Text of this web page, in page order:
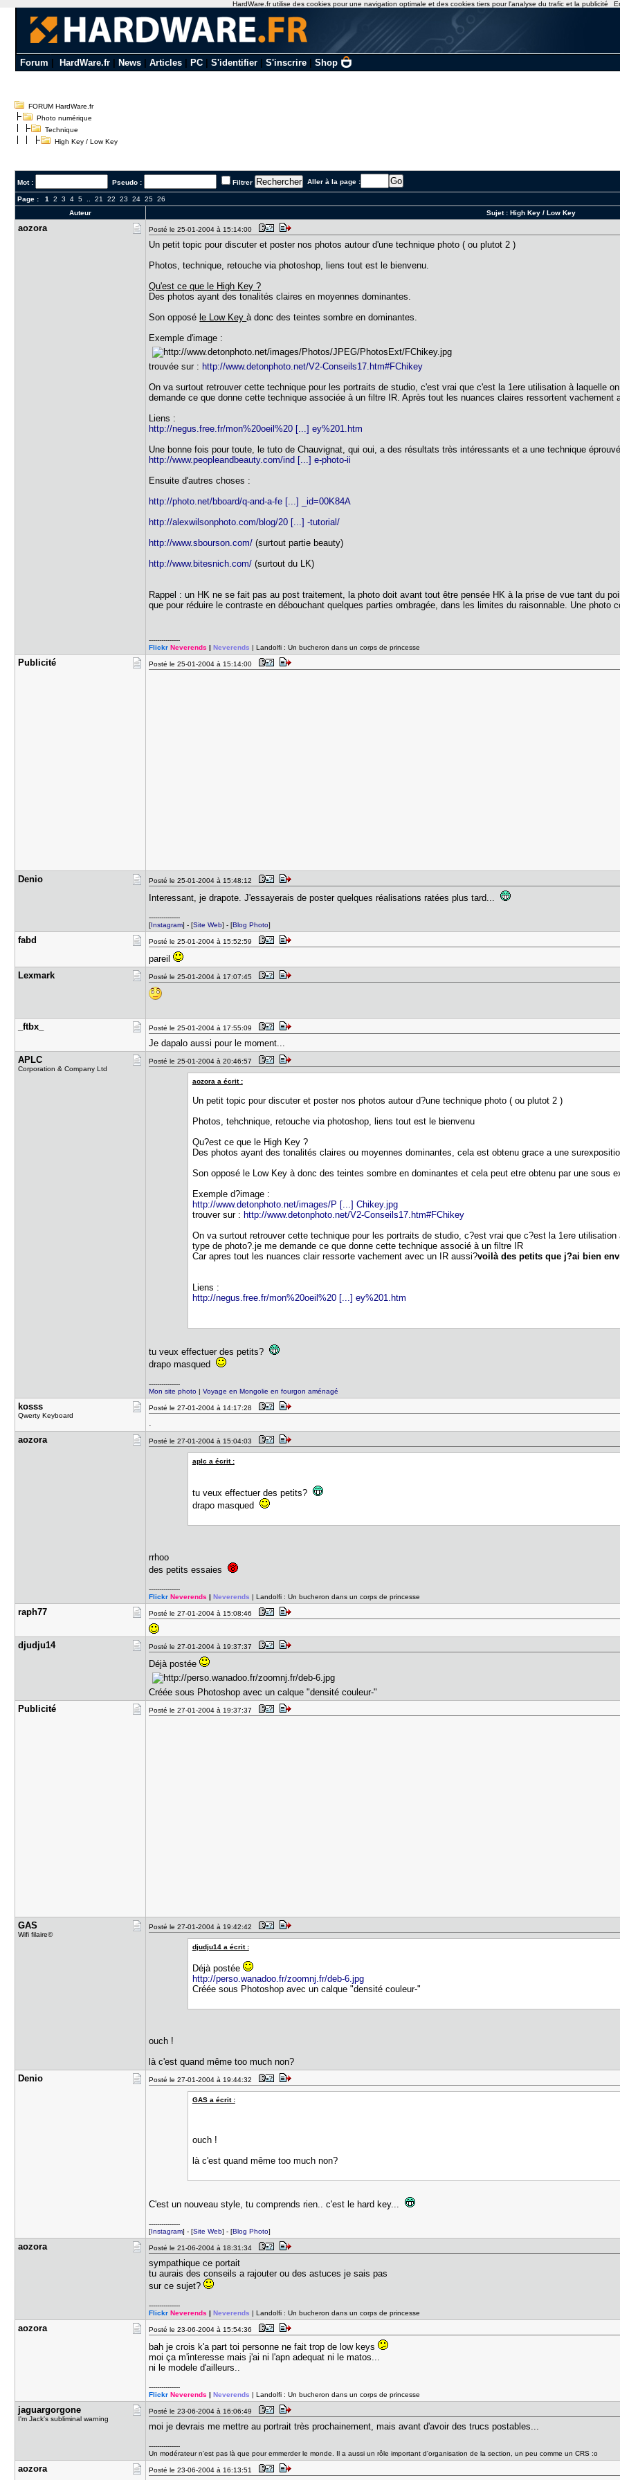
Forum HardWare.fr| News| Articles| PC| S'identifier| S'inscrire| Shop
FORUM HardWare.fr
Photo numérique
Technique
High Key / Low Key
Mot : Pseudo : Filtrer Aller à la page :
Page : 1 2 3 4 5 ..21 22 23 24 25 26
Auteur
Sujet :High Key / Low Key
aozora Posté le 25-01-2004 à 15:14:00
Un petit topic pour discuter et poster nos photos autour d'une technique photo ( ou plutot 2 )
Photos, technique, retouche via photoshop, liens tout est le bienvenu.
Qu'est ce que le High Key ?
Des photos ayant des tonalités claires en moyennes dominantes.
Son opposé le Low Keyà donc des teintes sombre en dominantes.
Exemple d'image :
trouvée sur : http://www.detonphoto.net/V2-Conseils17.htm#FChikey
On va surtout retrouver cette technique pour les portraits de studio, c'est vrai que c'est la 1ere utilisation à laquelle
demande ce que donne cette technique associée à un filtre IR. Après tout les nuances claires ressortent vachement
Liens :
http://negus.free.fr/mon%20oeil%20 [...] ey%201.htm
Une bonne fois pour toute, le tuto de Chauvignat, qui oui, a des résultats très intéressants et a une technique
http://www.peopleandbeauty.com/ind [...] e-photo-ii
Ensuite d'autres choses :
http://photo.net/bboard/q-and-a-fe [...] _id=00K84A
http://alexwilsonphoto.com/blog/20 [...] -tutorial/
http://www.sbourson.com/ (surtout partie beauty)
http://www.bitesnich.com/ (surtout du LK)
Rappel : un HK ne se fait pas au post traitement, la photo doit avant tout être pensée HK à la prise de vue tant du
que pour réduire le contraste en débouchant quelques parties ombragée, dans les limites du raisonnable. Une photo
---------------
Flickr Neverends |Neverends | Landolfi : Un bucheron dans un corps de princesse
Publicité Posté le 25-01-2004 à 15:14:00
Denio Posté le 25-01-2004 à 15:48:12
Interessant, je drapote. J'essayerais de poster quelques réalisations ratées plus tard...
---------------
[Instagram] - [Site Web] - [Blog Photo]
fabd Posté le 25-01-2004 à 15:52:59
pareil
Lexmark
Posté le 25-01-2004 à 17:07:45
_ftbx_ Posté le 25-01-2004 à 17:55:09
Je dapalo aussi pour le moment...
APLC
Corporation & Company Ltd
Posté le 25-01-2004 à 20:46:57
aozora a écrit :
Un petit topic pour discuter et poster nos photos autour d?une technique photo ( ou plutot 2 )
Photos, tehchnique, retouche via photoshop, liens tout est le bienvenu
Qu?est ce que le High Key ?
Des photos ayant des tonalités claires ou moyennes dominantes, cela est obtenu grace a une
Son opposé le Low Key à donc des teintes sombre en dominantes et cela peut etre obtenu par une sous
Exemple d?image :
http://www.detonphoto.net/images/P [...] Chikey.jpg
trouver sur : http://www.detonphoto.net/V2-Conseils17.htm#FChikey
On va surtout retrouver cette technique pour les portraits de studio, c?est vrai que c?est la 1ere
type de photo?.je me demande ce que donne cette technique associé à un filtre IR
Car apres tout les nuances clair ressorte vachement avec un IR aussi?voilà des petits que j?ai bien
Liens :
http://negus.free.fr/mon%20oeil%20 [...] ey%201.htm
tu veux effectuer des petits?
drapo masqued
---------------
Mon site photo |Voyage en Mongolie en fourgon aménagé
kosss
Qwerty Keyboard
Posté le 27-01-2004 à 14:17:28
.
aozora
Posté le 27-01-2004 à 15:04:03
aplc a écrit :
tu veux effectuer des petits?
drapo masqued
rrhoo
des petits essaies
---------------
Flickr Neverends |Neverends | Landolfi : Un bucheron dans un corps de princesse
raph77 Posté le 27-01-2004 à 15:08:46
djudju14 Posté le 27-01-2004 à 19:37:37
Déjà postée
Créée sous Photoshop avec un calque "densité couleur-"
Publicité
Posté le 27-01-2004 à 19:37:37
GAS
Wifi filaire©
Posté le 27-01-2004 à 19:42:42
djudju14 a écrit :
Déjà postée
http://perso.wanadoo.fr/zoomnj.fr/deb-6.jpg
Créée sous Photoshop avec un calque "densité couleur-"
ouch !
là c'est quand même too much non?
Denio
Posté le 27-01-2004 à 19:44:32
GAS a écrit :
ouch !
là c'est quand même too much non?
C'est un nouveau style, tu comprends rien.. c'est le hard key...
---------------
[Instagram] - [Site Web] - [Blog Photo]
aozora Posté le 21-06-2004 à 18:31:34
sympathique ce portait
tu aurais des conseils a rajouter ou des astuces je sais pas
sur ce sujet?
---------------
Flickr Neverends |Neverends | Landolfi : Un bucheron dans un corps de princesse
aozora Posté le 23-06-2004 à 15:54:36
bah je crois k'a part toi personne ne fait trop de low keys
moi ça m'interesse mais j'ai ni l'apn adequat ni le matos...
ni le modele d'ailleurs..
---------------
Flickr Neverends |Neverends | Landolfi : Un bucheron dans un corps de princesse
jaguargorg​one
I'm Jack's subliminal warning
Posté le 23-06-2004 à 16:06:49
moi je devrais me mettre au portrait très prochainement, mais avant d'avoir des trucs postables...
---------------
Un modérateur n'est pas là que pour emmerder le monde. Il a aussi un rôle important d'organisation de la section, un peu comme un CRS :o
aozora Posté le 23-06-2004 à 16:13:51
HardWare.fr utilise des cookies pour une navigation optimale et des cookies tiers pour l'analyse du trafic et la publicité